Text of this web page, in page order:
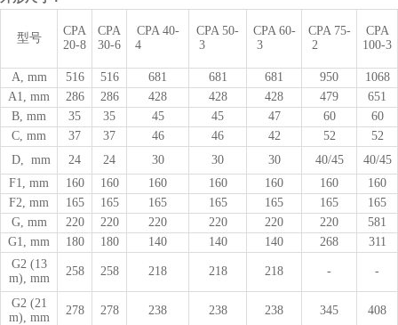
型号
CPA
20-8
CPA
30-6
CPA 40-
4
CPA 50-
3
CPA 60-
3
CPA 75-
2
CPA
100-3
A, mm 516 516 681 681 681 950
1068
A1, mm
286 286 428 428 428 479
651
B, mm
35 35 45 45 47 60
60
C, mm
37 37 46 46 42 52
52
D, mm 24 24 30 30 30 40/45
40/45
F1, mm
160 160 160 160 160 160
160
F2, mm
165 165 165 165 165 165
165
G, mm
220 220 220 220 220 220
581
G1, mm
180 180 140 140 140 268
311
G2 (13
m), mm
258 258 218 218 218 - -
G2 (21
m), mm
278 278 238 238 238 345 408